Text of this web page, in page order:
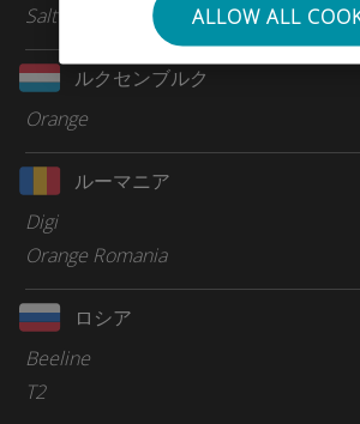
ALLOW ALL
Salt
ルクセンブルク
Orange
ルーマニア
Digi
Orange Romania
ロシア
Beeline
T2